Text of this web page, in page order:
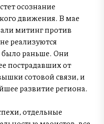
осознание
движения. В мае
митинг против
реализуются
было раньше. Они
пострадавших от
сотовой связи, и
развитие региона.
отдельные